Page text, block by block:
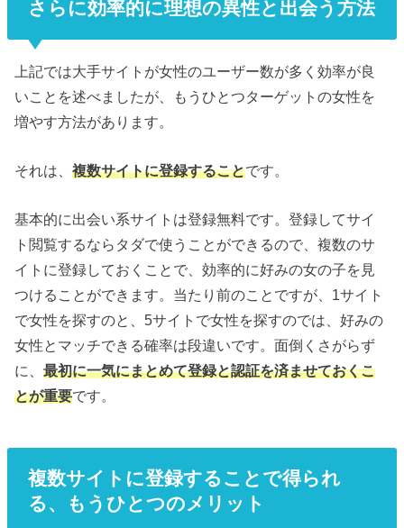
さらに効率的に理想の異性と出会う方法
上記では大手サイトが女性のユーザー数が多く効率が良
いことを述べましたが、もうひとつターゲットの女性を
増やす方法があります。
それは、複数サイトに登録することです。
基本的に出会い系サイトは登録無料です。登録してサイ
ト閲覧するならタダで使うことができるので、複数のサ
イトに登録しておくことで、効率的に好みの女の子を見
つけることができます。当たり前のことですが、1サイト
で女性を探すのと、5サイトで女性を探すのでは、好みの
女性とマッチできる確率は段違いです。面倒くさがらず
に、最初に一気にまとめて登録と認証を済ませておくこ
とが重要です。
複数サイトに登録することで得られ
る、もうひとつのメリット